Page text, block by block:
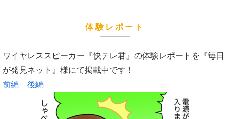
体験レポート
ワイヤレススピーカー『快テレ君』の体験レポートを『毎日
が発見ネット』様にて掲載中です！
前編
後編